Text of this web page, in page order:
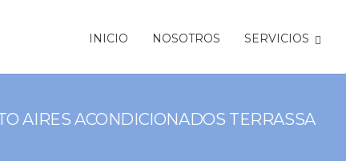
INICIO NOSOTROS SERVICIOS
AIRES ACONDICIONADOS TERRASSA